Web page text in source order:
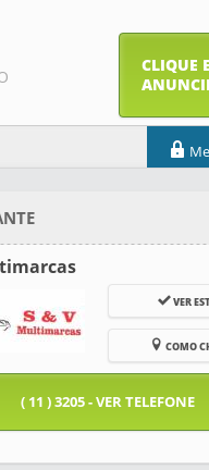
CLIQUE E
VER
COMO
( 11 ) 3205 - VER TELEFONE